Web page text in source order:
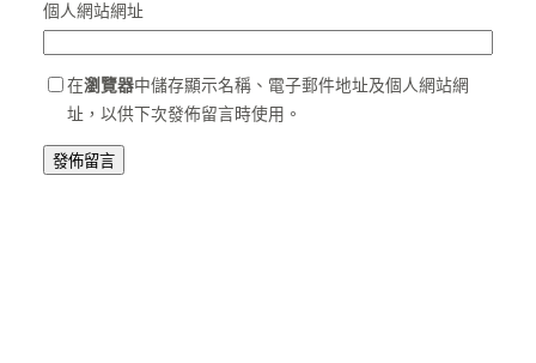
個人網站網址
在瀏覽器中儲存顯示名稱、電子郵件地址及個人網站網
址，以供下次發佈留言時使用。